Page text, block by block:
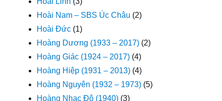
Hoài Nam – SBS Úc Châu (2)
Hoài Đức (1)
Hoàng Dương (1933 – 2017) (2)
Hoàng Giác (1924 – 2017) (4)
Hoàng Hiệp (1931 – 2013) (4)
Hoàng Nguyên (1932 – 1973) (5)
Hoàng Nhạc Đô (1940) (3)